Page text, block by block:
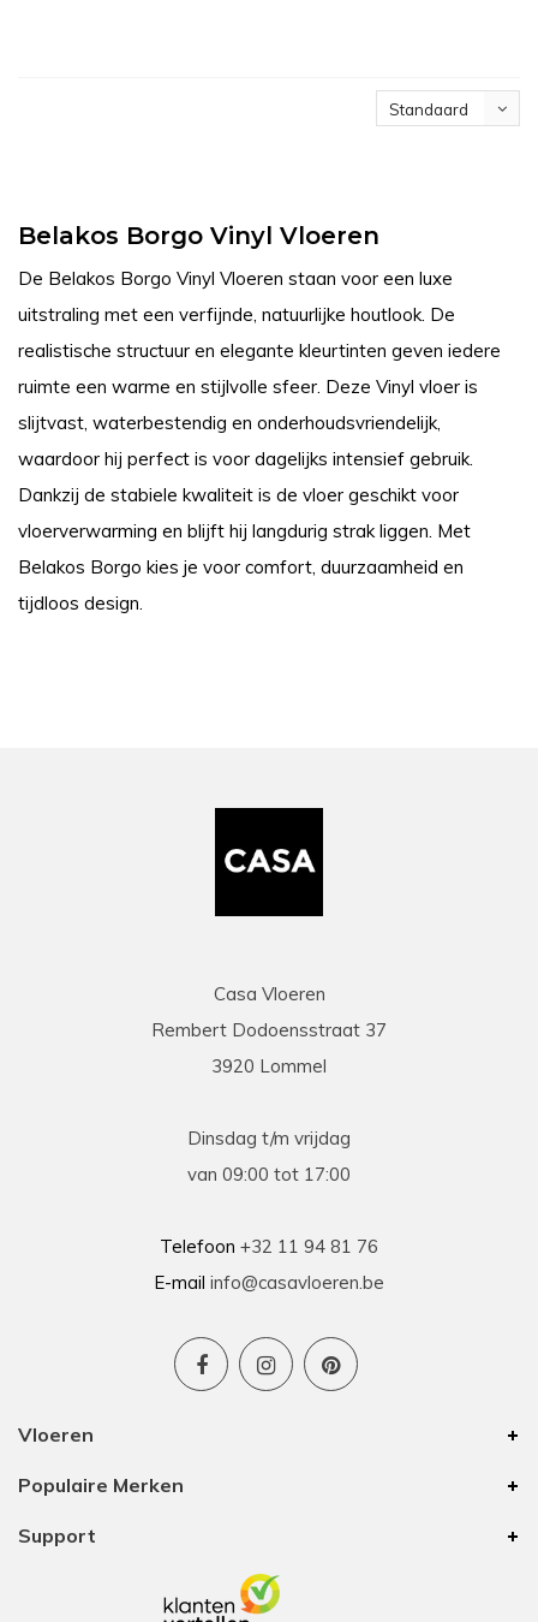
Standaard
Belakos Borgo Vinyl Vloeren
De Belakos Borgo Vinyl Vloeren staan voor een luxe
uitstraling met een verfijnde, natuurlijke houtlook. De
realistische structuur en elegante kleurtinten geven iedere
ruimte een warme en stijlvolle sfeer. Deze Vinyl vloer is
slijtvast, waterbestendig en onderhoudsvriendelijk,
waardoor hij perfect is voor dagelijks intensief gebruik.
Dankzij de stabiele kwaliteit is de vloer geschikt voor
vloerverwarming en blijft hij langdurig strak liggen. Met
Belakos Borgo kies je voor comfort, duurzaamheid en
tijdloos design.
Casa Vloeren
Rembert Dodoensstraat 37
3920 Lommel
Dinsdag t/m vrijdag
van 09:00 tot 17:00
Telefoon +32 11 94 81 76
E-mail info@casavloeren.be
Vloeren
Populaire Merken
Support